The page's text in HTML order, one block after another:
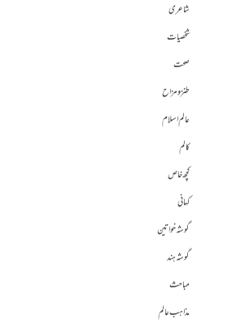
شاعری
شخصیات
صحت
طنز و مزاح
عالم اسلام
کالم
کچھ خاص
کہانی
گوشہ خواتین
گوشہ ہند
مباحث
مذاہب عالم